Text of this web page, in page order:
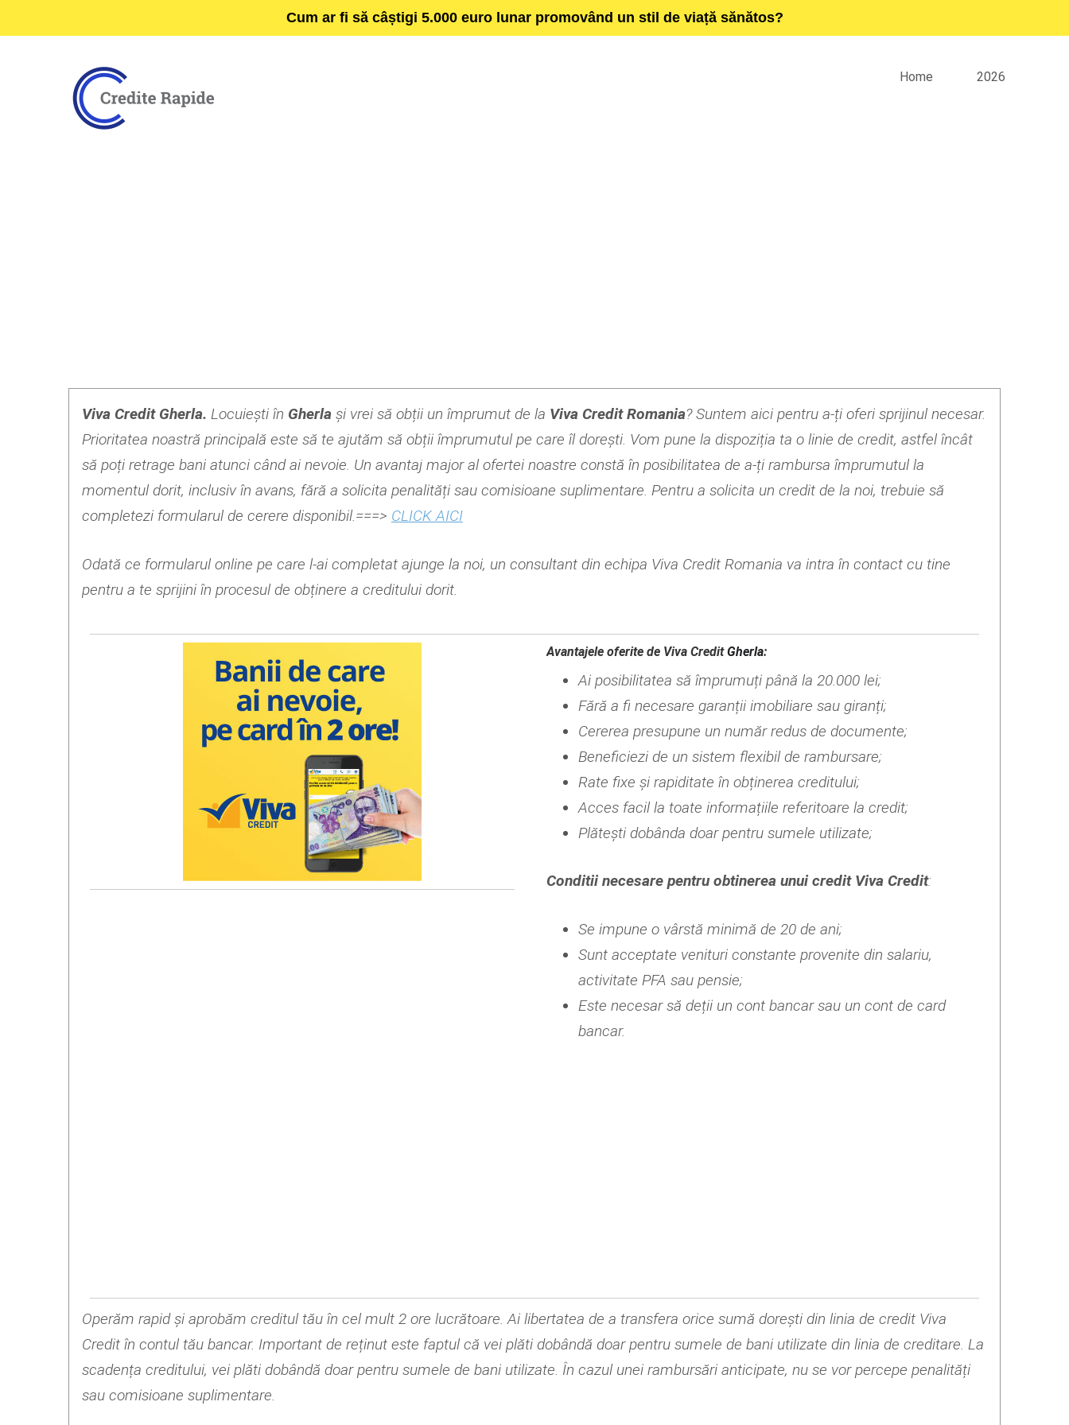
Cum ar fi să câștigi 5.000 euro lunar promovând un stil de viață sănătos?
Home 2026
Viva Credit Gherla. Locuiești în Gherla și vrei să obții un împrumut de la Viva Credit Romania? Suntem aici pentru a-ți oferi sprijinul necesar.
Prioritatea noastră principală este să te ajutăm să obții împrumutul pe care îl dorești. Vom pune la dispoziția ta o linie de credit, astfel încât
să poți retrage bani atunci când ai nevoie. Un avantaj major al ofertei noastre constă în posibilitatea de a-ți rambursa împrumutul la
momentul dorit, inclusiv în avans, fără a solicita penalități sau comisioane suplimentare. Pentru a solicita un credit de la noi, trebuie să
completezi formularul de cerere disponibil.===> CLICK AICI
Odată ce formularul online pe care l-ai completat ajunge la noi, un consultant din echipa Viva Credit Romania va intra în contact cu tine
pentru a te sprijini în procesul de obținere a creditului dorit.
Avantajele oferite de Viva CreditGherla:
Ai posibilitatea să împrumuți până la 20.000 lei;
Fără a fi necesare garanții imobiliare sau giranți;
Cererea presupune un număr redus de documente;
Beneficiezi de un sistem flexibil de rambursare;
Rate fixe și rapiditate în obținerea creditului;
Acces facil la toate informațiile referitoare la credit;
Plătești dobânda doar pentru sumele utilizate;
Conditii necesare pentru obtinerea unui credit Viva Credit:
Se impune o vârstă minimă de 20 de ani;
Sunt acceptate venituri constante provenite din salariu,
activitate PFA sau pensie;
Este necesar să deții un cont bancar sau un cont de card
bancar.
Operăm rapid și aprobăm creditul tău în cel mult 2 ore lucrătoare. Ai libertatea de a transfera orice sumă dorești din linia de credit Viva
Credit în contul tău bancar. Important de reținut este faptul că vei plăti dobândă doar pentru sumele de bani utilizate din linia de creditare. La
scadența creditului, vei plăti dobândă doar pentru sumele de bani utilizate. În cazul unei rambursări anticipate, nu se vor percepe penalități
sau comisioane suplimentare.